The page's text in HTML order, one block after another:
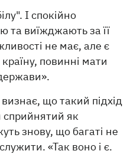
І спокійно
та виїжджають за її
не має, але є
повинні мати
що такий підхід
сприйнятий як
знову, що багаті не
«Так воно і є.